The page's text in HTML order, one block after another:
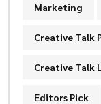
Marketing
Creative Talk
Creative Talk
Editors Pick